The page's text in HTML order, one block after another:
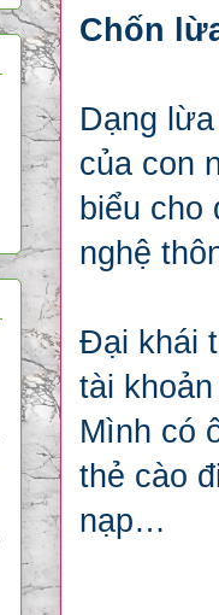
Chốn
Dạng
của con
biểu cho
nghệ
Đại khái
tài
Mình có
thẻ cào
nạp…